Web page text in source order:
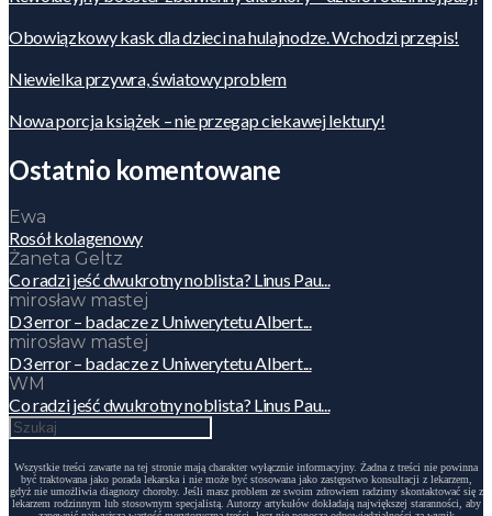
Obowiązkowy kask dla dzieci na hulajnodze. Wchodzi przepis!
Niewielka przywra, światowy problem
Nowa porcja książek – nie przegap ciekawej lektury!
Ostatnio komentowane
Ewa
Rosół kolagenowy
Żaneta Geltz
Co radzi jeść dwukrotny noblista? Linus Pau...
mirosław mastej
D3 error – badacze z Uniwerytetu Albert...
mirosław mastej
D3 error – badacze z Uniwerytetu Albert...
WM
Co radzi jeść dwukrotny noblista? Linus Pau...
Wszystkie treści zawarte na tej stronie mają charakter wyłącznie informacyjny. Żadna z treści nie powinna
być traktowana jako porada lekarska i nie może być stosowana jako zastępstwo konsultacji z lekarzem,
gdyż nie umożliwia diagnozy choroby. Jeśli masz problem ze swoim zdrowiem radzimy skontaktować się z
lekarzem rodzinnym lub stosownym specjalistą. Autorzy artykułów dokładają największej staranności, aby